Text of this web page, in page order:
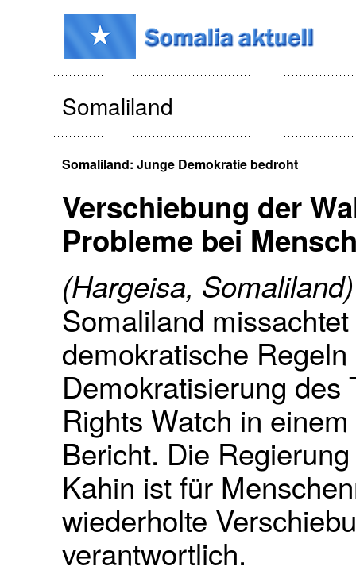
Somaliland
Somaliland: Junge Demokratie bedroht
Verschiebung der
Probleme bei
(Hargeisa, Somaliland)
Somaliland
demokratische
Demokratisierung des
Rights Watch in
Bericht. Die
Kahin ist für
wiederholte
verantwortlich.